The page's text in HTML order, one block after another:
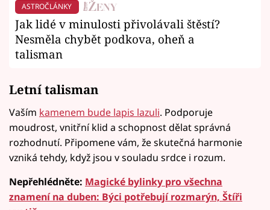
ASTROČLÁNKY
Jak lidé v minulosti přivolávali štěstí?
Nesměla chybět podkova, oheň a
talisman
Letní talisman
Vaším kamenem bude lapis lazuli. Podporuje
moudrost, vnitřní klid a schopnost dělat správná
rozhodnutí. Připomene vám, že skutečná harmonie
vzniká tehdy, když jsou v souladu srdce i rozum.
Nepřehlédněte: Magické bylinky pro všechna
znamení na duben: Býci potřebují rozmarýn, Štíři